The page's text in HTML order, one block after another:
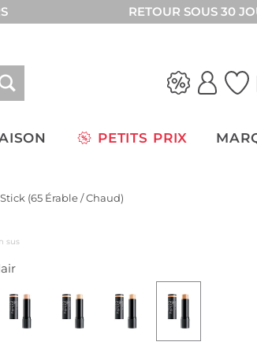
RETOUR SOUS 30
PETITS PRIX
(65 Érable / Chaud)
sus